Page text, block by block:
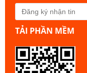
TẢI PHẦN MỀM